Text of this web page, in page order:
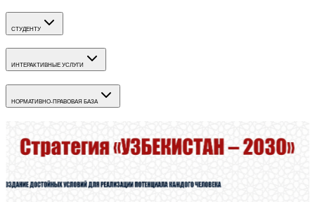
СТУДЕНТУ
ИНТЕРАКТИВНЫЕ УСЛУГИ
НОРМАТИВНО-ПРАВОВАЯ БАЗА